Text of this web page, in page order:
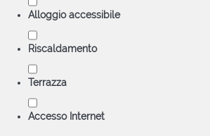
Alloggio accessibile
Riscaldamento
Terrazza
Accesso Internet